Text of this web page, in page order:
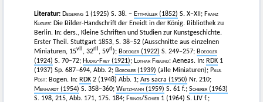
Literatur: Degering 1 (1925) S. 38. – Ettmüller (1852) S. X–XII; Franz
Kugler: Die Bilder-Handschrift der Eneidt in der König. Bibliothek zu
Berlin. In: ders., Kleine Schriften und Studien zur Kunstgeschichte.
Erster Theil. Stuttgart 1853, S. 38–52 (Ausschnitte aus einzelnen
Miniaturen, 15vII , 32rII , 59rI ); Boeckler (1922) S. 249–257; Boeckler
(1924) S. 70–72; Hudig-Frey (1921); Lothar Freund: Aeneas. In: RDK 1
(1937) Sp. 687–694, Abb. 2; Boeckler (1939) (alle Miniaturen); Paul
Post: Bogen. In: RDK 2 (1948) Abb. 1; Ars sacra (1950) Nr. 210;
Menhardt (1954) S. 358–360; Weitzmann (1959) S. 61 f.; Scherer (1963)
S. 198, 215, Abb. 171, 175. 184; Frings/Schieb 1 (1964) S. LIV f.;